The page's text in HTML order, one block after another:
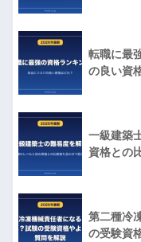
転職に最
の良い資
一級建築
資格との
第二種冷
の受験資